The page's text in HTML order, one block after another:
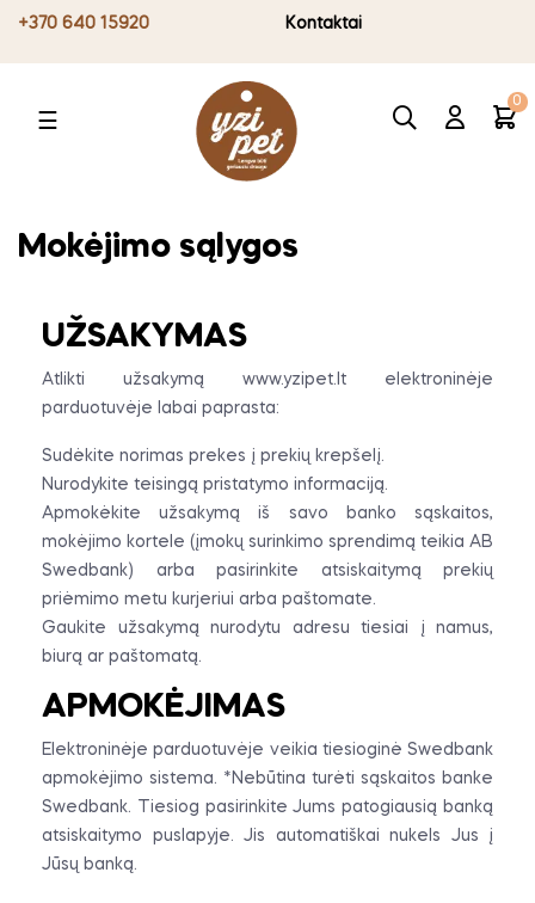
+370 640 15920 Kontaktai
Toggle
☰
0
Mokėjimo sąlygos
UŽSAKYMAS
Atlikti užsakymą www.yzipet.lt elektroninėje
parduotuvėje labai paprasta:
Sudėkite norimas prekes į prekių krepšelį.
Nurodykite teisingą pristatymo informaciją.
Apmokėkite užsakymą iš savo banko sąskaitos,
mokėjimo kortele (įmokų surinkimo sprendimą teikia AB
Swedbank) arba pasirinkite atsiskaitymą prekių
priėmimo metu kurjeriui arba paštomate.
Gaukite užsakymą nurodytu adresu tiesiai į namus,
biurą ar paštomatą.
APMOKĖJIMAS
Elektroninėje parduotuvėje veikia tiesioginė Swedbank
apmokėjimo sistema. *Nebūtina turėti sąskaitos banke
Swedbank. Tiesiog pasirinkite Jums patogiausią banką
atsiskaitymo puslapyje. Jis automatiškai nukels Jus į
Jūsų banką.